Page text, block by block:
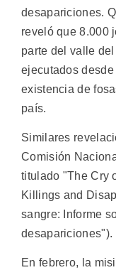
desapariciones.
reveló que 8.000
parte del valle
ejecutados
existencia de
país.
Similares
Comisión
titulado "The Cry
Killings and
sangre: Informe
desapariciones").
En febrero, la